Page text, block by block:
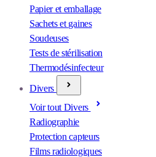
Papier et emballage
Sachets et gaines
Soudeuses
Tests de stérilisation
Thermodésinfecteur
Divers
Voir tout Divers
Radiographie
Protection capteurs
Films radiologiques